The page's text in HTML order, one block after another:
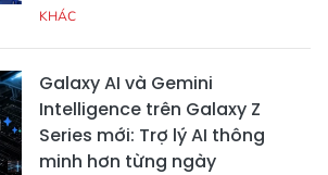
KHÁC
Galaxy AI và Gemini
Intelligence trên Galaxy Z
Series mới: Trợ lý AI thông
minh hơn từng ngày